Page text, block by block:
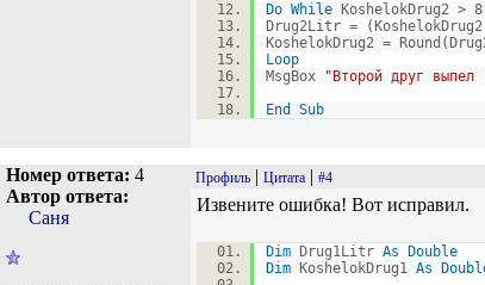
Do While KoshelokDrug2 > 8
Drug2Litr =
KoshelokDrug2 =
Loop
MsgBox
"Второй друг выпел
End
Sub
Номер ответа: 4
Автор ответа:
Саня
Профиль | Цитата | #4
Извените ошибка! Вот исправил.
Dim Drug1Litr As
Double
Dim KoshelokDrug1 As